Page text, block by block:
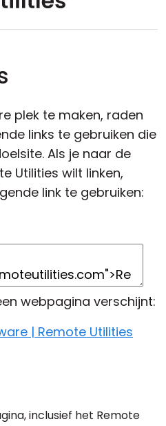
plek te maken, raden
links te gebruiken die
Als je naar de
Utilities wilt linken,
link te gebruiken:
webpagina verschijnt:
| Remote Utilities
inclusief het Remote